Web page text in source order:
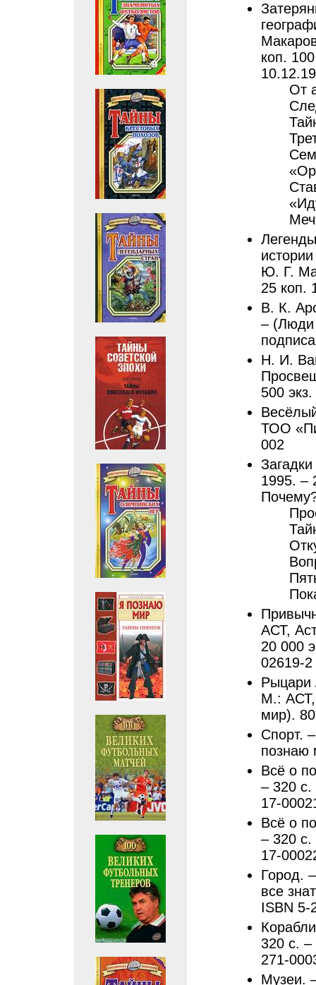
коп.
От
Ю. Г.
25 коп.
В. К.
– (Люди
Н. И.
500
ТОО
002
1995. –
АСТ,
20 000
02619-2
Рыцари
М.: АСТ,
мир).
Спорт.
познаю
Всё о
– 320 с.
17-
Всё о
– 320 с.
17-
Город.
все
ISBN 5-
320 с. –
271-
Музеи.